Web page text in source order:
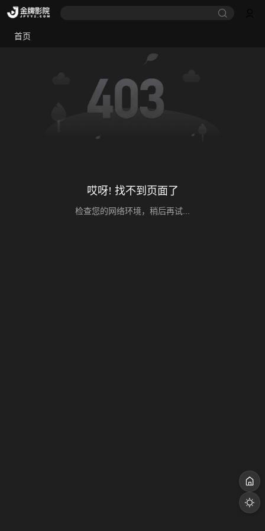
首页
哎呀! 找不到页面了
检查您的网络环境，稍后再试...